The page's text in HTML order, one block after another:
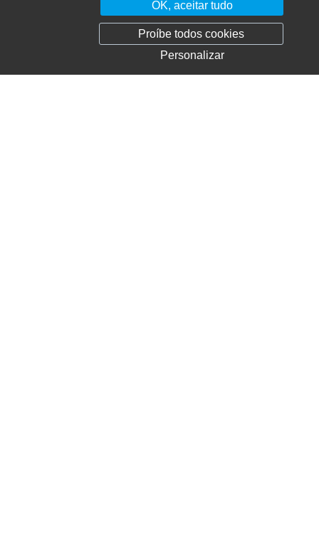
ACQS Expertise Conseil
OK, aceitar tudo
Proíbe todos cookies
Personalizar